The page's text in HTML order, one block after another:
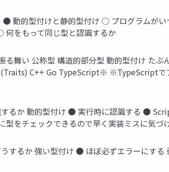
動的型付けと静的型付け ○ プログラムが
をもって同じ型と認識するか
舞い 公称型 構造的部分型 動的型付け た
C++ Go TypeScript※ ※TypeScriptで
るか 動的型付け ● 実行時に認識する ●
をチェックできるので早く実装ミスに気づ
するか 強い型付け ● ほぼ必ずエラーにす